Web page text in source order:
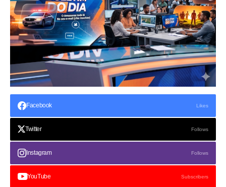
Facebook Likes
Twitter Follows
Instagram Follows
YouTube Subscribers